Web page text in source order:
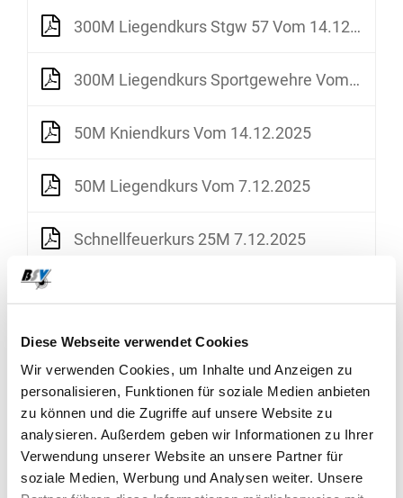
Diese Webseite verwendet Cookies
Wir verwenden Cookies, um Inhalte und Anzeigen zu
personalisieren, Funktionen für soziale Medien anbieten
zu können und die Zugriffe auf unsere Website zu
analysieren. Außerdem geben wir Informationen zu Ihrer
Verwendung unserer Website an unsere Partner für
soziale Medien, Werbung und Analysen weiter. Unsere
300M Liegendkurs Stgw 57 Vom 14.12.2025
300M Liegendkurs Sportgewehre Vom 14.12.2025
50M Kniendkurs Vom 14.12.2025
50M Liegendkurs Vom 7.12.2025
Schnellfeuerkurs 25M 7.12.2025
Anmeldetalon 300M Liegendkurs Sportgewehre 2025
Anmeldetalon 50M Liegendkurs 2025 Am 7.12